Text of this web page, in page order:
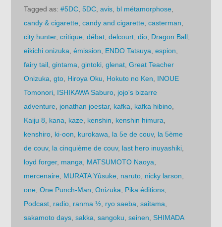
Tagged as:#5DC ,5DC ,avis bl métamorphose
candy & cigarette ,candy and cigarette ,casterman
city hunter,critique ,débat ,delcourt ,dio Dragon Ball
eikichi onizuka ,émission ENDO Tatsuya ,espion
fairy tail ,gintama ,gintoki ,glenat ,Great Teacher
Onizuka ,gto Hiroya Oku Hokuto no Ken
INOUE
Tomonori ISHIKAWA Saburo jojo's bizarre
adventure jonathan joestar, kafka kafka hibino
Kaiju 8
kana kaze kenshin kenshin himura
kenshiro ki-oon kurokawa la 5e de couv, la 5ème
de couv, la cinquième de couv, last hero inuyashiki
loyd forger, manga MATSUMOTO Naoya
mercenaire MURATA Yûsuke naruto nicky larson
one ,One Punch-Man ,Onizuka Pika éditions
Podcast radio ranma ½ ryo saeba ,saitama
sakamoto days ,sakka ,sangoku ,seinen ,SHIMADA